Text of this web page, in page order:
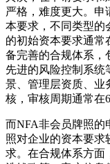
严格，难度更大。申
本要求，不同类型的
的初始资本要求通常
备完善的合规体系，
先进的风险控制系统
景、管理层资质、业
核，审核周期通常在
而NFA非会员牌照的
照对企业的资本要求
求。在合规体系方面